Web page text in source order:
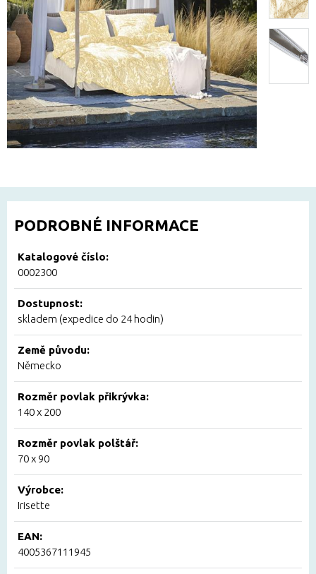
PODROBNÉ INFORMACE
Katalogové číslo:
0002300
Dostupnost:
skladem (expedice do 24 hodin)
Země původu:
Německo
Rozměr povlak přikrývka:
140 x 200
Rozměr povlak polštář:
70 x 90
Výrobce:
Irisette
EAN:
4005367111945